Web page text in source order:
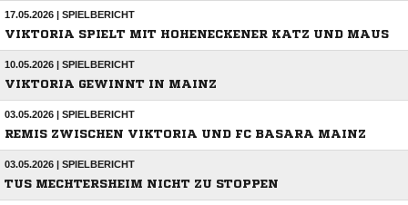
17.05.2026 | SPIELBERICHT
VIKTORIA SPIELT MIT HOHENECKENER KATZ UND MAUS
10.05.2026 | SPIELBERICHT
VIKTORIA GEWINNT IN MAINZ
03.05.2026 | SPIELBERICHT
REMIS ZWISCHEN VIKTORIA UND FC BASARA MAINZ
03.05.2026 | SPIELBERICHT
TUS MECHTERSHEIM NICHT ZU STOPPEN